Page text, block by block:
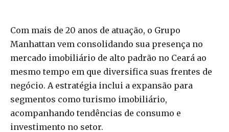
Com mais de 20 anos de atuação, o Grupo
Manhattan vem consolidando sua presença no
mercado imobiliário de alto padrão no Ceará ao
mesmo tempo em que diversifica suas frentes de
negócio. A estratégia inclui a expansão para
segmentos como turismo imobiliário,
acompanhando tendências de consumo e
investimento no setor.